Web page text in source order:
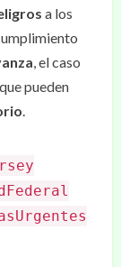
a los
, el caso
que pueden
.